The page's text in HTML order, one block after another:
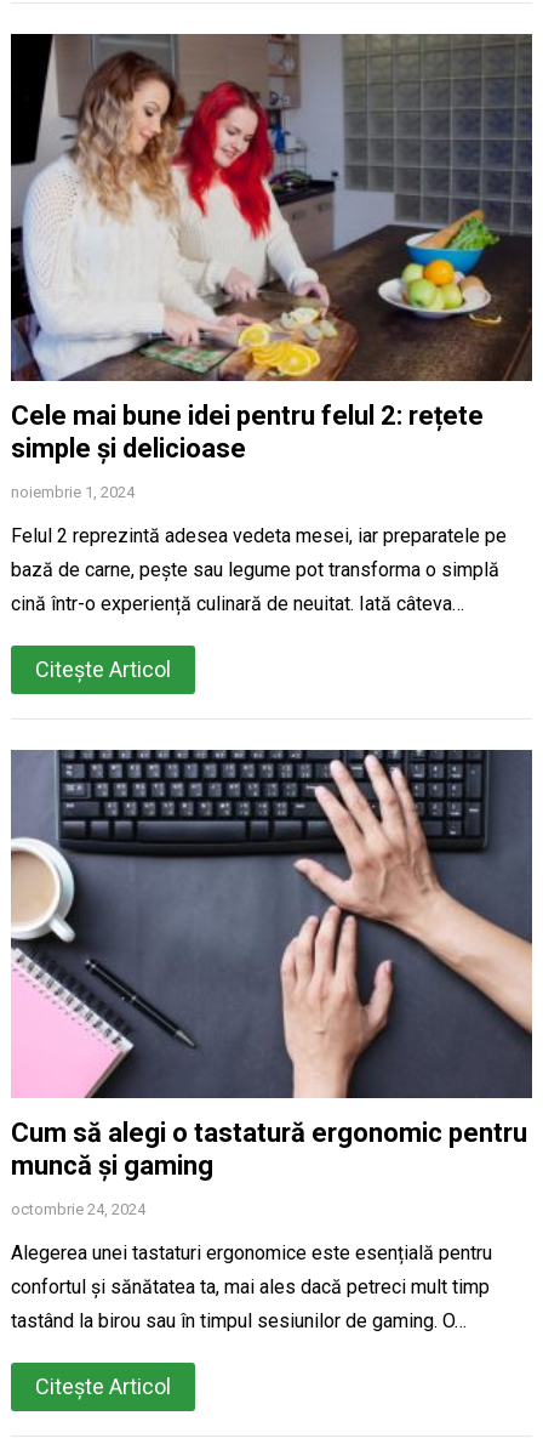
Cele mai bune idei pentru felul 2: rețete
simple și delicioase
noiembrie 1, 2024
Felul 2 reprezintă adesea vedeta mesei, iar preparatele pe
bază de carne, pește sau legume pot transforma o simplă
cină într-o experiență culinară de neuitat. Iată câteva…
Citește Articol
Cum să alegi o tastatură ergonomic pentru
muncă și gaming
octombrie 24, 2024
Alegerea unei tastaturi ergonomice este esențială pentru
confortul și sănătatea ta, mai ales dacă petreci mult timp
tastând la birou sau în timpul sesiunilor de gaming. O…
Citește Articol